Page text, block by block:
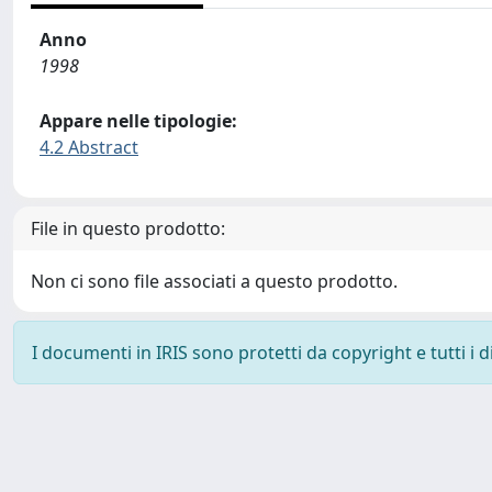
Anno
1998
Appare nelle tipologie:
4.2 Abstract
File in questo prodotto:
Non ci sono file associati a questo prodotto.
I documenti in IRIS sono protetti da copyright e tutti i